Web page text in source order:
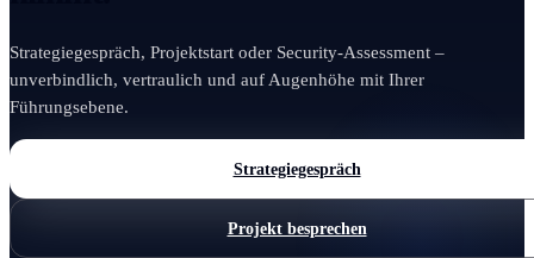
Strategiegespräch, Projektstart oder Security-Assessment –
unverbindlich, vertraulich und auf Augenhöhe mit Ihrer
Führungsebene.
Strategiegespräch
Projekt besprechen